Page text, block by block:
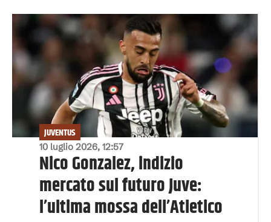
10 luglio 2026, 12:57
JUVENTUS
Nico Gonzalez, indizio
mercato sul futuro Juve:
l’ultima mossa dell’Atletico